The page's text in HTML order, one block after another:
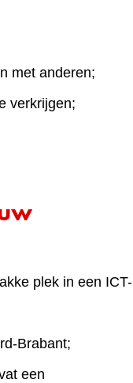
met anderen;
verkrijgen;
plek in een ICT-
Brabant;
een